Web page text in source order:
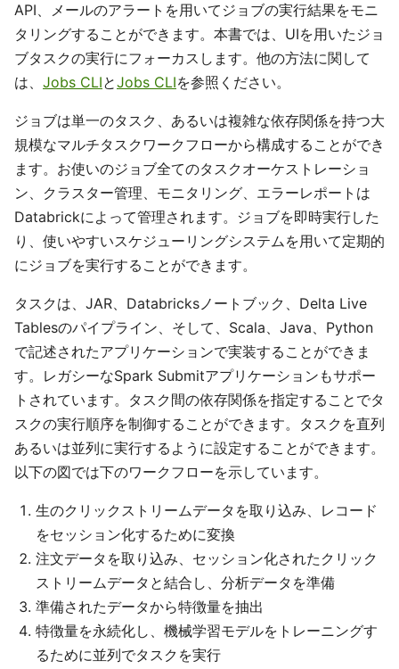
API、メールのアラートを用いてジョブの実行結果をモニ
タリングすることができます。本書では、UIを用いたジョ
ブタスクの実行にフォーカスします。他の方法に関して
は、 Jobs CLIとJobs CLIを参照ください。
ジョブは単一のタスク、あるいは複雑な依存関係を持つ大
規模なマルチタスクワークフローから構成することができ
ます。お使いのジョブ全てのタスクオーケストレーショ
ン、クラスター管理、モニタリング、エラーレポートは
Databrickによって管理されます。ジョブを即時実行した
り、使いやすいスケジューリングシステムを用いて定期的
にジョブを実行することができます。
タスクは、JAR、Databricksノートブック、Delta Live
Tablesのパイプライン、そして、Scala、Java、Python
で記述されたアプリケーションで実装することができま
す。レガシーなSpark Submitアプリケーションもサポー
トされています。タスク間の依存関係を指定することでタ
スクの実行順序を制御することができます。タスクを直列
あるいは並列に実行するように設定することができます。
以下の図では下のワークフローを示しています。
生のクリックストリームデータを取り込み、レコード
をセッション化するために変換
注文データを取り込み、セッション化されたクリック
ストリームデータと結合し、分析データを準備
準備されたデータから特徴量を抽出
特徴量を永続化し、機械学習モデルをトレーニングす
るために並列でタスクを実行